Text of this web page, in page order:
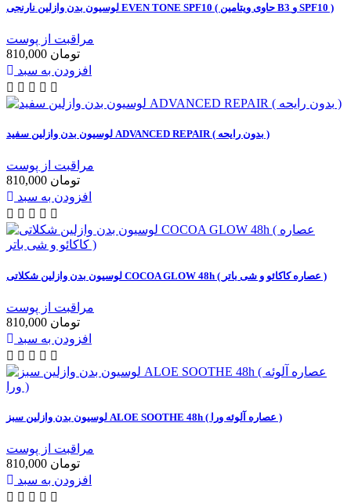
لوسیون بدن وازلین نارنجی EVEN TONE SPF10 ( حاوی ویتامین B3 و SPF10 )
مراقبت از پوست
810,000 تومان
افزودن به سبد
لوسیون بدن وازلین سفید ADVANCED REPAIR ( بدون رایحه )
مراقبت از پوست
810,000 تومان
افزودن به سبد
لوسیون بدن وازلین شکلاتی COCOA GLOW 48h ( عصاره کاکائو و شی باتر )
مراقبت از پوست
810,000 تومان
افزودن به سبد
لوسیون بدن وازلین سبز ALOE SOOTHE 48h ( عصاره آلوئه ورا )
مراقبت از پوست
810,000 تومان
افزودن به سبد